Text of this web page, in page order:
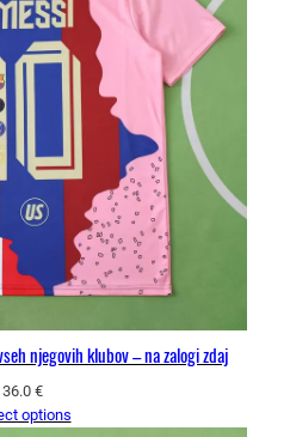
njegovih klubov – na zalogi zdaj
36.0 €
options